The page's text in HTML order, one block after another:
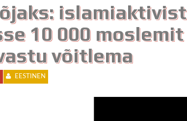
islamiaktivist
10 000 moslemit
võitlema
EESTINEN